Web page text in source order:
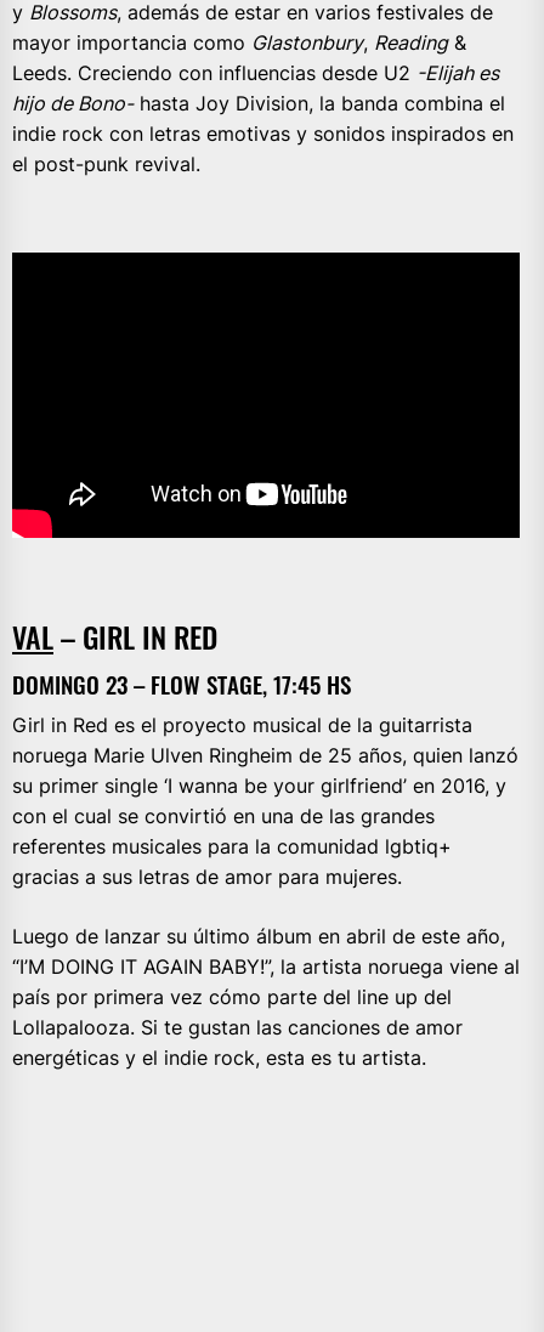
y Blossoms, además de estar en varios festivales de
mayor importancia como Glastonbury, Reading&
Leeds. Creciendo con influencias desde U2 -Elijah es
hijo de Bono-hasta Joy Division, la banda combina el
indie rock con letras emotivas y sonidos inspirados en
el post-punk revival.
VAL– GIRL IN RED
DOMINGO 23 – FLOW STAGE, 17:45 HS
Girl in Red es el proyecto musical de la guitarrista
noruega Marie Ulven Ringheim de 25 años, quien lanzó
su primer single ‘I wanna be your girlfriend’ en 2016, y
con el cual se convirtió en una de las grandes
referentes musicales para la comunidad lgbtiq+
gracias a sus letras de amor para mujeres.
Luego de lanzar su último álbum en abril de este año,
“I’M DOING IT AGAIN BABY!”, la artista noruega viene al
país por primera vez cómo parte del line up del
Lollapalooza. Si te gustan las canciones de amor
energéticas y el indie rock, esta es tu artista.